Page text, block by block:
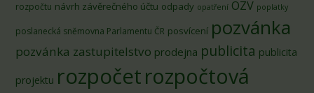
rozpočtu návrh závěrečného účtu odpady opatření OZV poplatky
poslanecká sněmovna Parlamentu ČR posvícení pozvánka
pozvánka zastupitelstvo prodejna publicita publicita
projektu rozpočetrozpočtová